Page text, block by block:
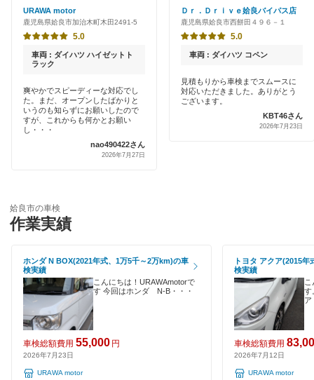
出水市
いちき串木野市
指宿市
大島郡
鹿児島市
霧島市
薩摩川内市
志布志市
曽於郡
曽於市
新車初回割りあり
早割りあり
土日祝OK
ハイブリッド車OK
EV車OK
120分以内の車検
1日車検
夜間受付
整備保証
オートバックス
伊藤忠エネクス
南国あんしん車検
車検のコバック
安心WE！車検
閉じる
URAWA motor
鹿児島県姶良市加治木町木田2491-5
5.0
車両 : ダイハツ ハイゼットト
ラック
爽やかでスピーディーな対応でし
た。まだ、オープンしたばかりと
いうのも知らずにお願いしたので
すが、これからも何かとお願い
し・・・
nao490422さん
2026年7月27日
Ｄｒ．Ｄｒｉｖｅ姶良バイパス店
鹿児島県姶良市西餅田４９６－１
5.0
車両 : ダイハツ コペン
見積もりから車検までスムースに
対応いただきました。ありがとう
ございます。
KBT46さん
2026年7月23日
姶良市の車検
作業実績
ホンダ N BOX(2021年式、1万5千～2万km)の車
検実績
こんにちは！URAWAmotorで
す 今回はホンダ N-B・・・
車検総額費用 55,000 円
2026年7月23日
URAWA motor
トヨタ アクア(2015
検実績
す
ア
車検総額費用
2026年7月12日
URAWA motor